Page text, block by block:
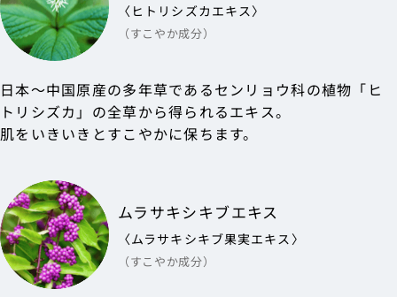
〈ヒトリシズカエキス〉
（すこやか成分）
日本～中国原産の多年草であるセンリョウ科の植物「ヒ
トリシズカ」の全草から得られるエキス。
肌をいきいきとすこやかに保ちます。
ムラサキシキブエキス
〈ムラサキシキブ果実エキス〉
（すこやか成分）